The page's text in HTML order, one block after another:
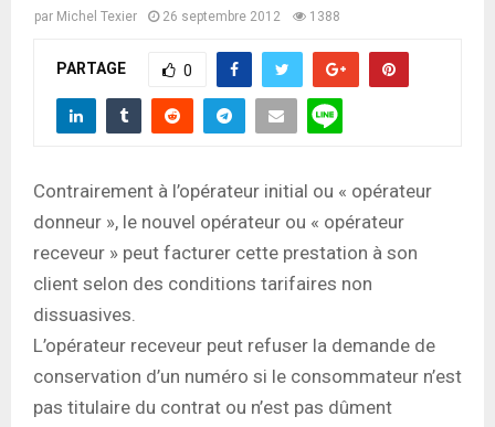
par Michel Texier 26 septembre 2012 1388
PARTAGE 0
Contrairement à l’opérateur initial ou « opérateur
donneur », le nouvel opérateur ou « opérateur
receveur » peut facturer cette prestation à son
client selon des conditions tarifaires non
dissuasives.
L’opérateur receveur peut refuser la demande de
conservation d’un numéro si le consommateur n’est
pas titulaire du contrat ou n’est pas dûment